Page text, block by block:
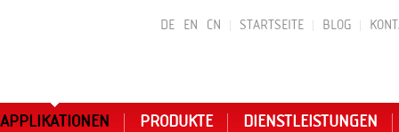
DE EN CN STARTSEITE BLOG
APPLIKATIONEN PRODUKTE DIENSTLEISTUNGEN